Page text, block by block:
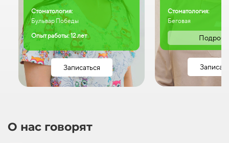
Стоматология:
Бульвар Победы
Опыт работы: 12 лет
Записаться
Стоматология:
Беговая
О нас говорят